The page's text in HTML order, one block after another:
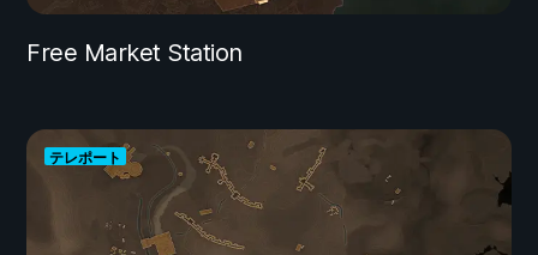
Free Market Station
テレポート